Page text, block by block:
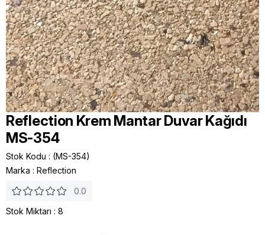
Reflection Krem Mantar Duvar Kağıdı
MS-354
Stok Kodu
(MS-354)
Marka : Reflection
0.0
Stok Miktarı : 8